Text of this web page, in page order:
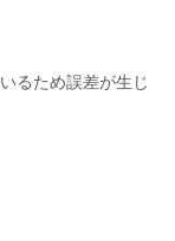
るため誤差が生じ